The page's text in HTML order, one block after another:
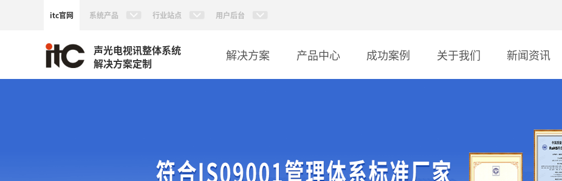
itc官网 系统产品 行业站点 用户后台
声光电视讯整体系统
解决方案定制
解决方案 产品中心 成功案例 关于我们 新闻资讯